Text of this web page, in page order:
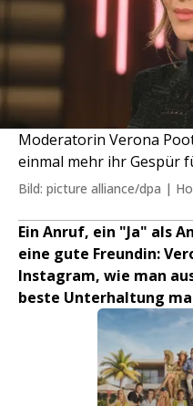
Moderatorin Verona
einmal mehr ihr Gespür
Bild: picture alliance/dpa |
Ein Anruf, ein "Ja" als
eine gute Freundin:
Instagram, wie man
beste Unterhaltung